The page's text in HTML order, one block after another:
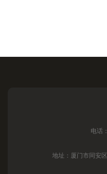
电话
地址：厦门市同安